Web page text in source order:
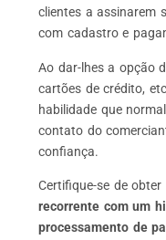
clientes a assinarem
com cadastro e
Ao dar-lhes a opção
cartões de crédito,
habilidade que
contato do
confiança.
Certifique-se de
recorrente com um
processamento de